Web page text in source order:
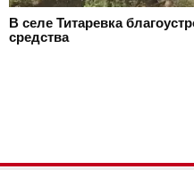
В селе Титаревка
средства